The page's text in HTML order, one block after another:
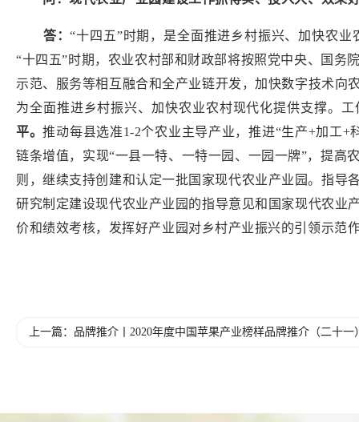
答：“十四五”时期，是全面推进乡村振兴、加快农
“十四五”时期，农业农村部和财政部将按照党中央、国
示范、服务等相互融合和全产业链开发，加快数字技术向
为全面推进乡村振兴、加快农业农村现代化提供支撑。
平。推动每县选准1-2个农业主导产业，推进“生产+加工+
链条增值，实现“一县一特、一特一园、一园一牌”，提高
则，继续支持创建和认定一批国家现代农业产业园。指导
研究制定建设现代农业产业园的指导意见和国家现代农业
价和绩效考核，发挥好产业园对乡村产业振兴的引领示范
上一篇：品牌推介丨2020年度中国苹果产业榜样品牌推介（二十一